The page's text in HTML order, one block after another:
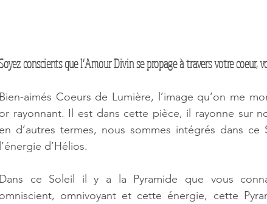
conscients que l’Amour Divin se propage à travers votre coeur,
Bien-aimés Coeurs de Lumière, l’image qu’on me
or rayonnant. Il est dans cette pièce, il rayonne sur
en d’autres termes, nous sommes intégrés dans ce
l’énergie d’Hélios.
Dans ce Soleil il y a la Pyramide que vous
omniscient, omnivoyant et cette énergie, cette